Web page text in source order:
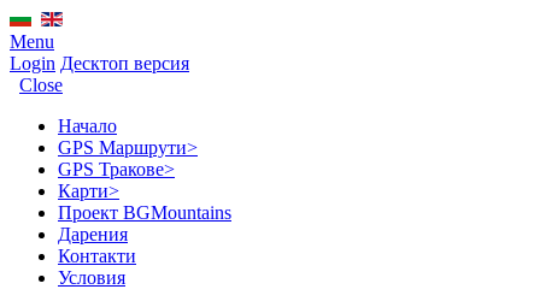
Menu
Login Десктоп версия
Close
Начало
GPS Mаршрути>
GPS Тракове>
Карти>
Проект BGMountains
Дарения
Контакти
Условия